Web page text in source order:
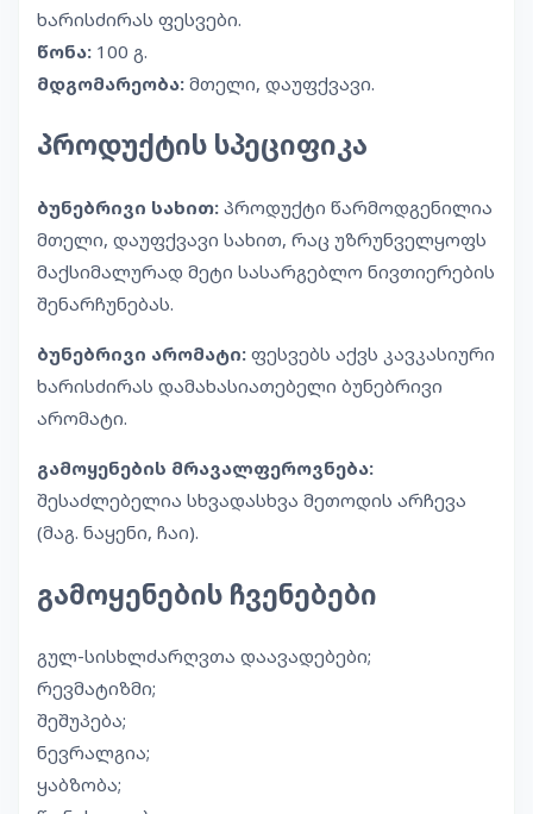
ხარისძირას ფესვები.
წონა: 100 გ.
მდგომარეობა: მთელი, დაუფქვავი.
პროდუქტის სპეციფიკა
ბუნებრივი სახით: პროდუქტი წარმოდგენილია
მთელი, დაუფქვავი სახით, რაც უზრუნველყოფს
მაქსიმალურად მეტი სასარგებლო ნივთიერების
შენარჩუნებას.
ბუნებრივი არომატი: ფესვებს აქვს კავკასიური
ხარისძირას დამახასიათებელი ბუნებრივი
არომატი.
გამოყენების მრავალფეროვნება:
შესაძლებელია სხვადასხვა მეთოდის არჩევა
(მაგ. ნაყენი, ჩაი).
გამოყენების ჩვენებები
გულ-სისხლძარღვთა დაავადებები;
რევმატიზმი;
შეშუპება;
ნევრალგია;
ყაბზობა;